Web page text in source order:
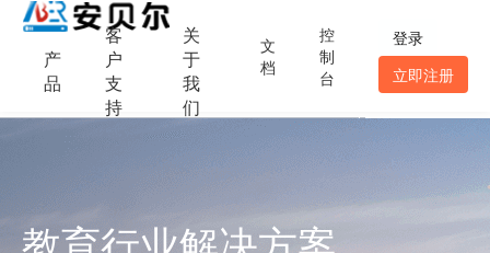
产
品
客
户
支
持
关
于
我
们
文
档
控
制
台
登录
立即注册